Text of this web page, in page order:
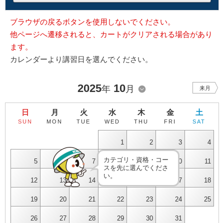
ブラウザの戻るボタンを使用しないでください。
他ページへ遷移されると、カートがクリアされる場合があり
ます。
カレンダーより講習日を選んでください。
2025年 10月 来月
日
SUN
月
MON
火
TUE
水
WED
木
THU
金
FRI
土
SAT
1 2 3 4
5 6 7 8 9 10 11
12 13 14 17 18
19 20 21 22 23 24 25
26 27 28 29 30 31
カテゴリ・資格・コー
スを先に選んでくださ
い。